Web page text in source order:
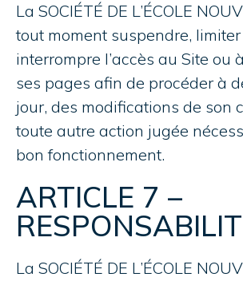
La SOCIÉTÉ DE L’ÉCOLE
tout moment suspendre, limiter
interrompre l’accès au Site ou
ses pages afin de procéder à
jour, des modifications de son
toute autre action jugée
bon fonctionnement.
ARTICLE 7 –
La SOCIÉTÉ DE L’ÉCOLE